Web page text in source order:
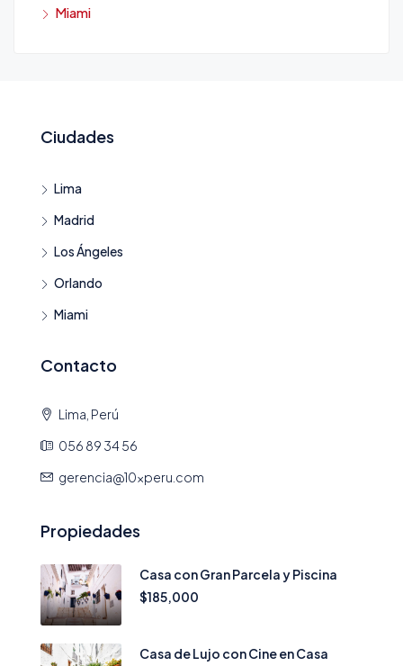
Miami
Ciudades
Lima
Madrid
Los Ángeles
Orlando
Miami
Contacto
Lima, Perú
056 89 34 56
gerencia@10xperu.com
Propiedades
Casa con Gran Parcela y Piscina
$185,000
Casa de Lujo con Cine en Casa